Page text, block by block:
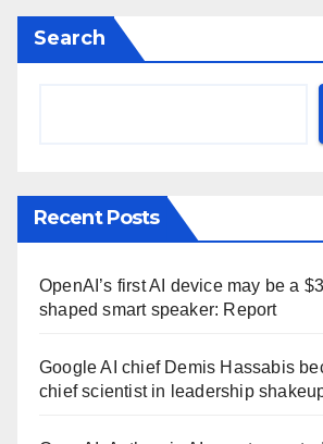
Search
Recent Posts
OpenAI’s first AI device may be a
shaped smart speaker: Report
Google AI chief Demis Hassabis
chief scientist in leadership